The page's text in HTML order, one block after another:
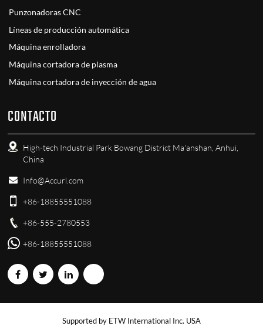
Punzonadoras CNC
Líneas de producción automática
Máquina enrolladora
Máquina cortadora de plasma
Máquina cortadora de inyección de agua
CONTACTO
High-tech Industrial Park Bowang District Ma'anshan, Anhui,
China
Info@Accurl.com
+86-18855551088
+86-555-2780553
+86-18855551088
Supported by ETW International Inc. USA